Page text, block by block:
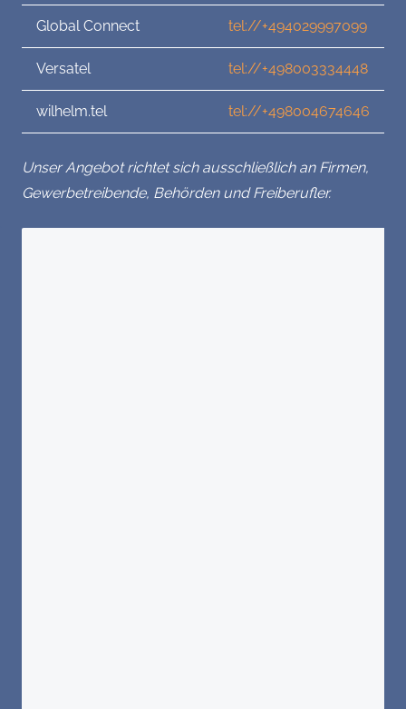
Global Connect tel://+494029997099
Versatel tel://+498003334448
wilhelm.tel tel://+498004674646
Unser Angebot richtet sich ausschließlich an Firmen,
Gewerbetreibende, Behörden und Freiberufler.